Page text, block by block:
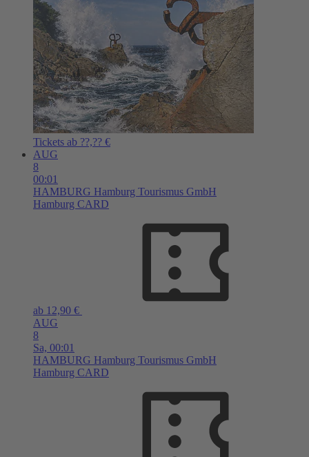
Tickets ab ??,?? €
AUG
8
00:01
HAMBURG Hamburg Tourismus GmbH
Hamburg CARD
ab 12,90 €
AUG
8
Sa, 00:01
HAMBURG Hamburg Tourismus GmbH
Hamburg CARD